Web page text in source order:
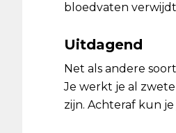
bloedvaten
Uitdagend
Net als andere
Je werkt je al
zijn. Achteraf kun